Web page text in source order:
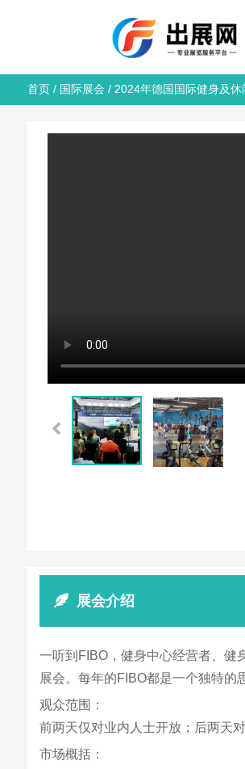
首页/ 国际展会 / 2024年德国国际健身及
展会介绍
一听到FIBO，健身中心经营者、健
展会。每年的FIBO都是一个独特
观众范围：
前两天仅对业内人士开放；后两天对
市场概括：